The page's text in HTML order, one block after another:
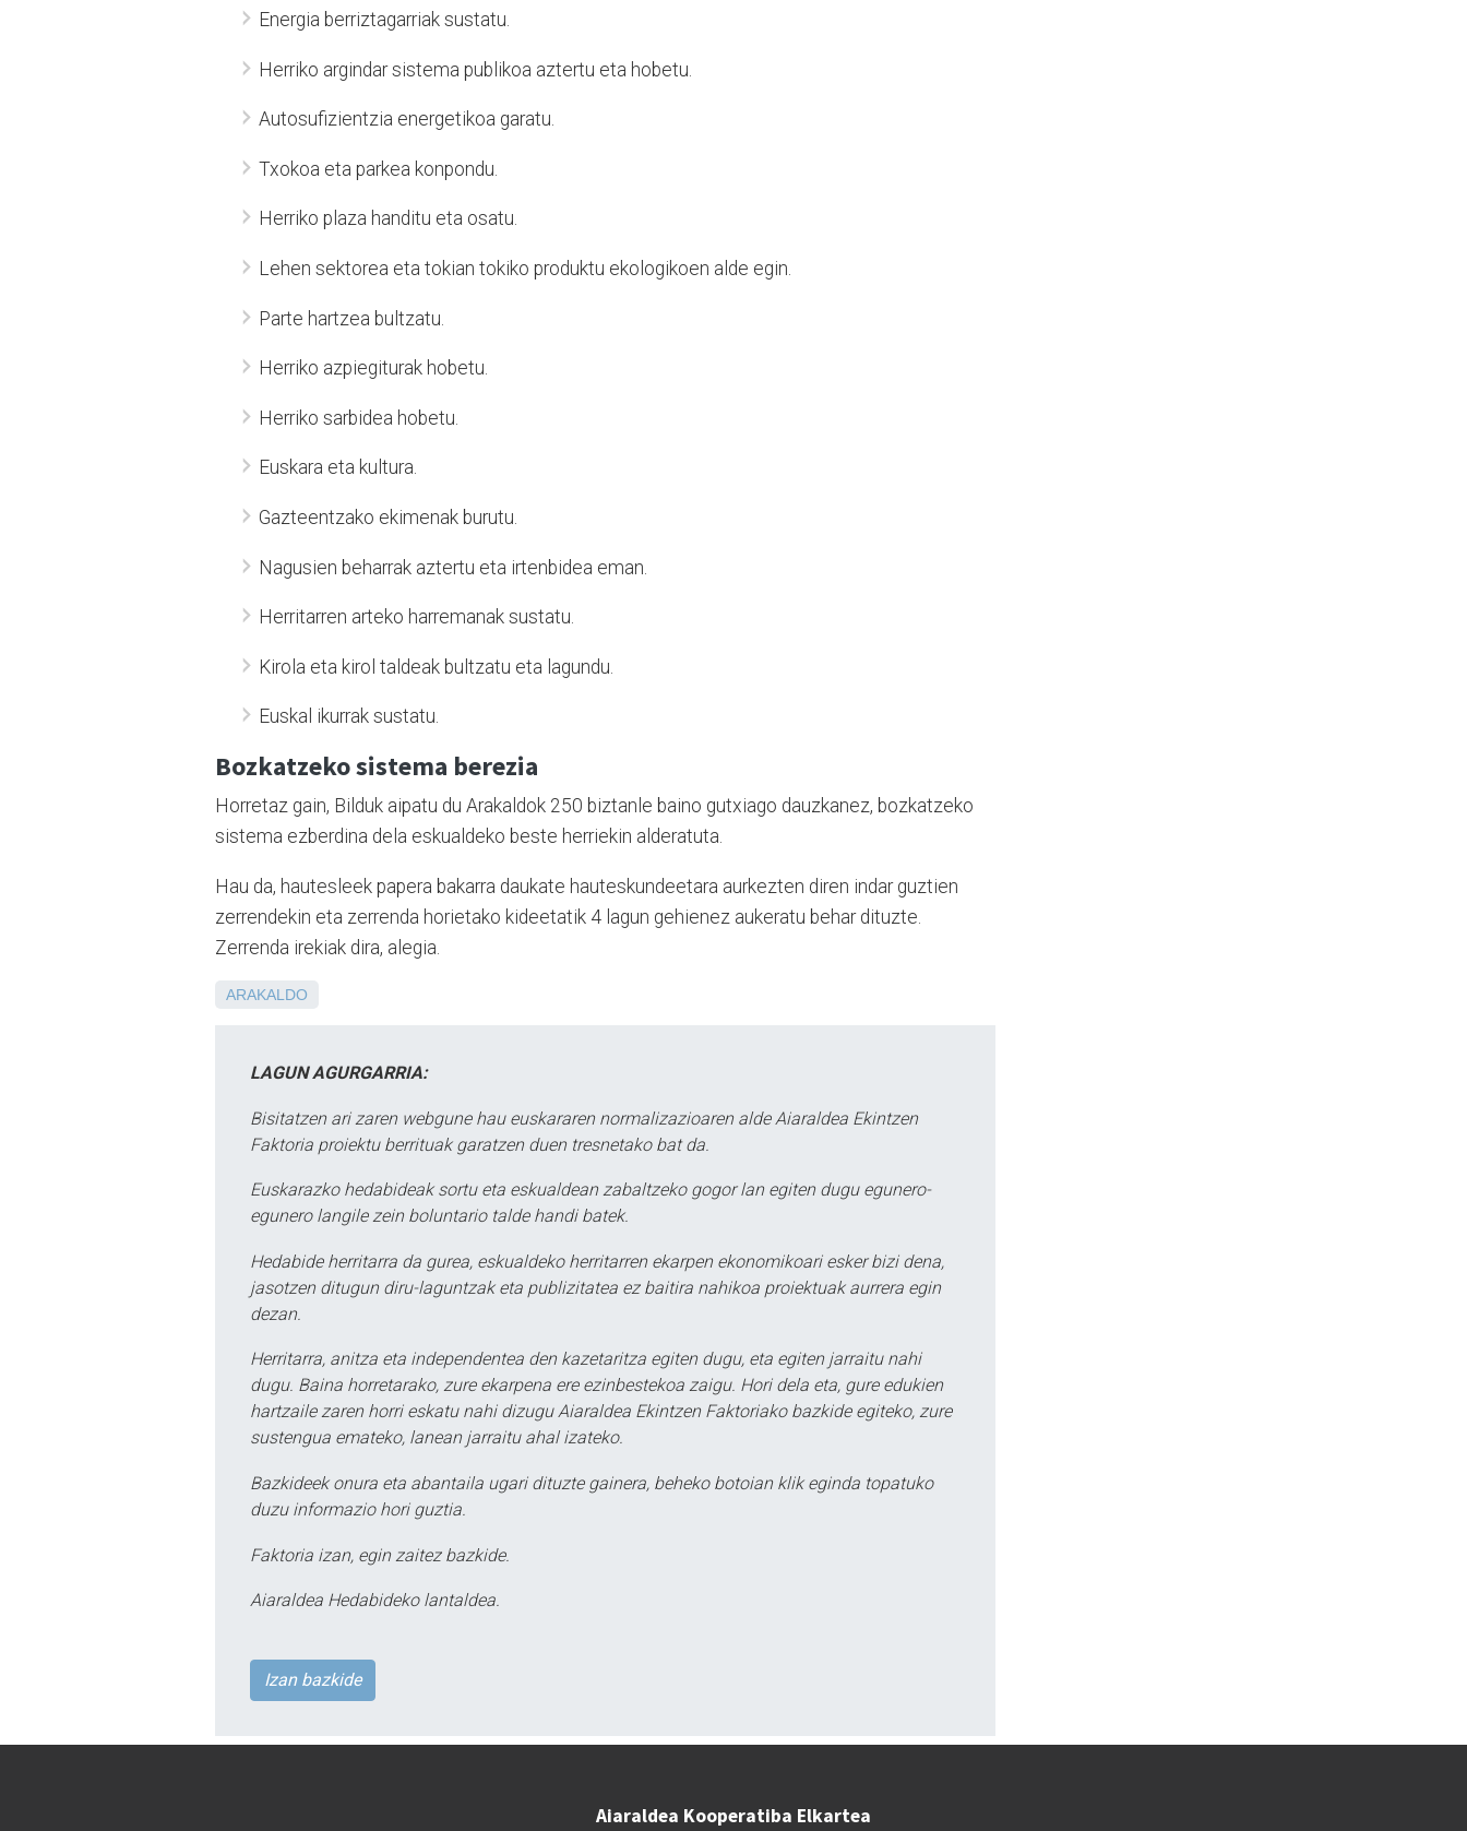
Energia berriztagarriak sustatu.
Herriko argindar sistema publikoa aztertu eta hobetu.
Autosufizientzia energetikoa garatu.
Txokoa eta parkea konpondu.
Herriko plaza handitu eta osatu.
Lehen sektorea eta tokian tokiko produktu ekologikoen alde egin.
Parte hartzea bultzatu.
Herriko azpiegiturak hobetu.
Herriko sarbidea hobetu.
Euskara eta kultura.
Gazteentzako ekimenak burutu.
Nagusien beharrak aztertu eta irtenbidea eman.
Herritarren arteko harremanak sustatu.
Kirola eta kirol taldeak bultzatu eta lagundu.
Euskal ikurrak sustatu.
Bozkatzeko sistema berezia
Horretaz gain, Bilduk aipatu du Arakaldok 250 biztanle baino gutxiago dauzkanez, bozkatzeko
sistema ezberdina dela eskualdeko beste herriekin alderatuta.
Hau da, hautesleek papera bakarra daukate hauteskundeetara aurkezten diren indar guztien
zerrendekin eta zerrenda horietako kideetatik 4 lagun gehienez aukeratu behar dituzte.
Zerrenda irekiak dira, alegia.
ARAKALDO
LAGUN AGURGARRIA:
Bisitatzen ari zaren webgune hau euskararen normalizazioaren alde Aiaraldea Ekintzen
Faktoria proiektu berrituak garatzen duen tresnetako bat da.
Euskarazko hedabideak sortu eta eskualdean zabaltzeko gogor lan egiten dugu egunero-
egunero langile zein boluntario talde handi batek.
Hedabide herritarra da gurea, eskualdeko herritarren ekarpen ekonomikoari esker bizi dena,
jasotzen ditugun diru-laguntzak eta publizitatea ez baitira nahikoa proiektuak aurrera egin
dezan.
Herritarra, anitza eta independentea den kazetaritza egiten dugu, eta egiten jarraitu nahi
dugu. Baina horretarako, zure ekarpena ere ezinbestekoa zaigu. Hori dela eta, gure edukien
hartzaile zaren horri eskatu nahi dizugu Aiaraldea Ekintzen Faktoriako bazkide egiteko, zure
sustengua emateko, lanean jarraitu ahal izateko.
Bazkideek onura eta abantaila ugari dituzte gainera, beheko botoian klik eginda topatuko
duzu informazio hori guztia.
Faktoria izan, egin zaitez bazkide.
Aiaraldea Hedabideko lantaldea.
Izan bazkide
Aiaraldea Kooperatiba Elkartea